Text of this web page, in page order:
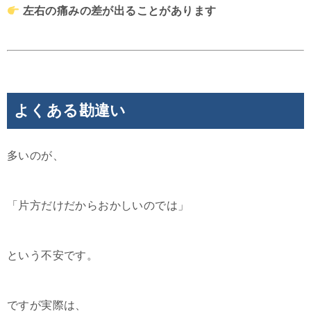
左右の痛みの差が出ることがあります
よくある勘違い
多いのが、
「片方だけだからおかしいのでは」
という不安です。
ですが実際は、